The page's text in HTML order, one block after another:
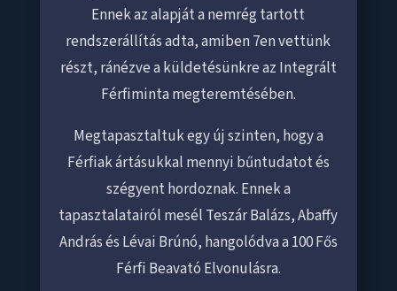
Ennek az alapját a nemrég tartott
rendszerállítás adta, amiben 7en vettünk
részt, ránézve a küldetésünkre az Integrált
Férfiminta megteremtésében.
Megtapasztaltuk egy új szinten, hogy a
Férfiak ártásukkal mennyi bűntudatot és
szégyent hordoznak. Ennek a
tapasztalatairól mesél Teszár Balázs, Abaffy
András és Lévai Brúnó, hangolódva a 100 Fős
Férfi Beavató Elvonulásra.